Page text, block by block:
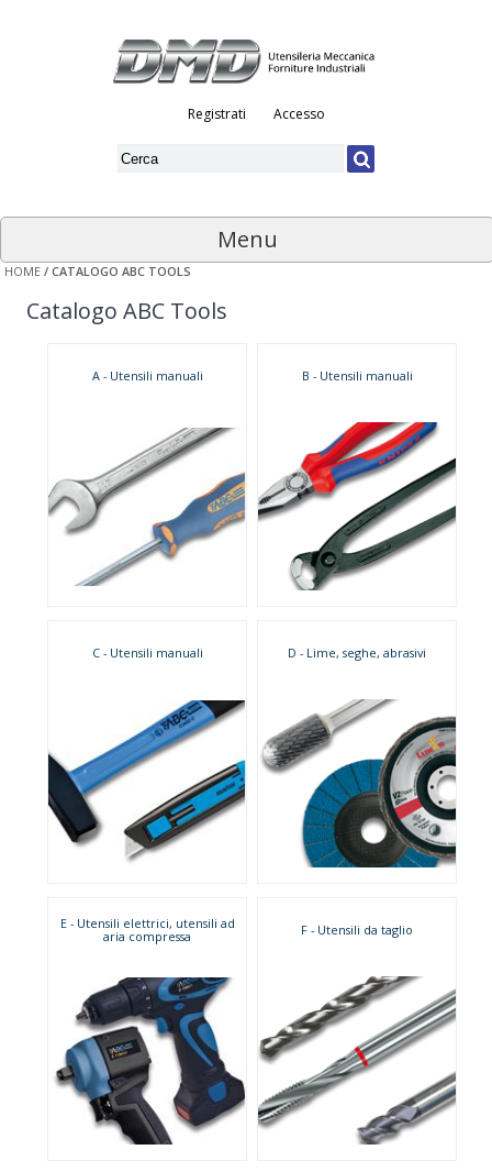
Registrati Accesso
Menu
HOME / CATALOGO ABC TOOLS
Catalogo ABC Tools
A - Utensili manuali B - Utensili manuali
C - Utensili manuali D - Lime, seghe, abrasivi
E - Utensili elettrici, utensili ad
aria compressa
F - Utensili da taglio